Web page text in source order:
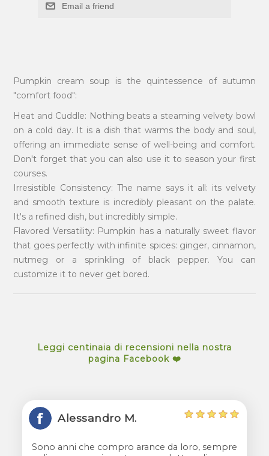
Email a friend
Pumpkin cream soup is the quintessence of autumn
"comfort food":
Heat and Cuddle: Nothing beats a steaming velvety bowl
on a cold day. It is a dish that warms the body and soul,
offering an immediate sense of well-being and comfort.
Don't forget that you can also use it to season your first
courses.
Irresistible Consistency: The name says it all: its velvety
and smooth texture is incredibly pleasant on the palate.
It's a refined dish, but incredibly simple.
Flavored Versatility: Pumpkin has a naturally sweet flavor
that goes perfectly with infinite spices: ginger, cinnamon,
nutmeg or a sprinkling of black pepper. You can
customize it to never get bored.
Leggi centinaia di recensioni nella nostra
pagina Facebook ❤️
Alessandro M.
Sono anni che compro arance da loro, sempre